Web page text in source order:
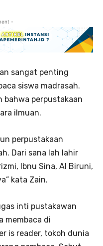
-
sangat penting
siswa madrasah.
bahwa perpustakaan
ilmuan.
perpustakaan
Dari sana lah lahir
Ibnu Sina, Al Biruni,
kata Zain.
inti pustakawan
membaca di
is reader, tokoh dunia